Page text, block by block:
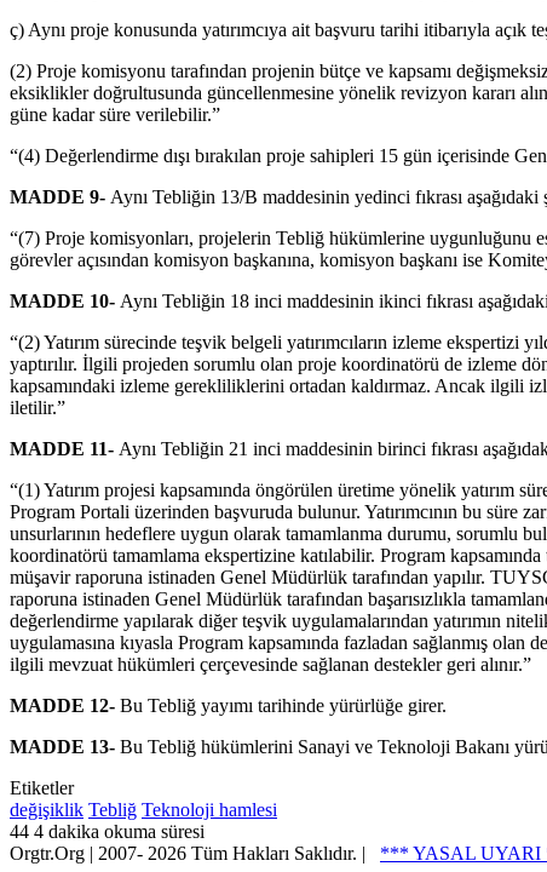
ç) Aynı proje konusunda yatırımcıya ait başvuru tarihi itibarıyla açık
(2) Proje komisyonu tarafından projenin bütçe ve kapsamı
eksiklikler doğrultusunda güncellenmesine yönelik revizyon kararı
güne kadar süre verilebilir.”
“(4) Değerlendirme dışı bırakılan proje sahipleri 15 gün içerisinde
MADDE 9- Aynı Tebliğin 13/B maddesinin yedinci fıkrası
“(7) Proje komisyonları, projelerin Tebliğ hükümlerine uygunluğunu
görevler açısından komisyon başkanına, komisyon başkanı ise
MADDE 10- Aynı Tebliğin 18 inci maddesinin ikinci fıkrası
“(2) Yatırım sürecinde teşvik belgeli yatırımcıların izleme
yaptırılır. İlgili projeden sorumlu olan proje koordinatörü de izleme
kapsamındaki izleme gerekliliklerini ortadan kaldırmaz. Ancak ilgili
iletilir.”
MADDE 11- Aynı Tebliğin 21 inci maddesinin birinci fıkrası
“(1) Yatırım projesi kapsamında öngörülen üretime yönelik yatırım
Program Portali üzerinden başvuruda bulunur. Yatırımcının bu süre
unsurlarının hedeflere uygun olarak tamamlanma durumu, sorumlu
koordinatörü tamamlama ekspertizine katılabilir. Program
müşavir raporuna istinaden Genel Müdürlük tarafından yapılır.
raporuna istinaden Genel Müdürlük tarafından başarısızlıkla
değerlendirme yapılarak diğer teşvik uygulamalarından yatırımın
uygulamasına kıyasla Program kapsamında fazladan sağlanmış
ilgili mevzuat hükümleri çerçevesinde sağlanan destekler geri alınır.”
MADDE 12- Bu Tebliğ yayımı tarihinde yürürlüğe girer.
MADDE 13- Bu Tebliğ hükümlerini Sanayi ve Teknoloji Bakanı
Etiketler
değişiklik Tebliğ Teknoloji hamlesi
44 4 dakika okuma süresi
Orgtr.Org | 2007- 2026 Tüm Hakları Saklıdır. | *** YASAL